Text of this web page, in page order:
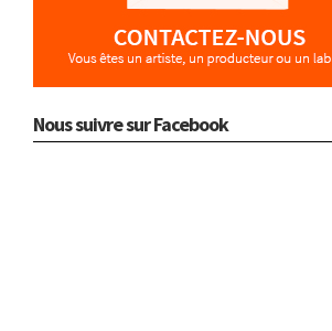
Nous suivre sur Facebook